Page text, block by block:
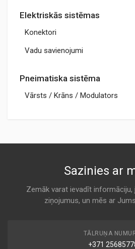
Elektriskās sistēmas
Konektori
Vadu savienojumi
Pneimatiska sistēma
Vārsts / Krāns / Modulators
Sazinies ar
Zemāk varat ievadīt
ziņojumus, un mēs ar
TĀLRUŅA
+371